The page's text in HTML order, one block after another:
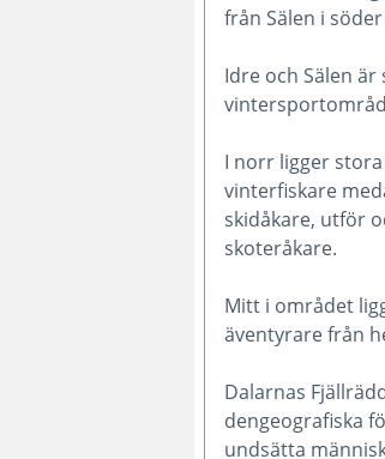
från Sälen i
Idre och Sälen
I norr ligger
vinterfiskare
skidåkare, utför
skoteråkare.
Mitt i området
äventyrare från
Dalarnas
dengeografiska
undsätta